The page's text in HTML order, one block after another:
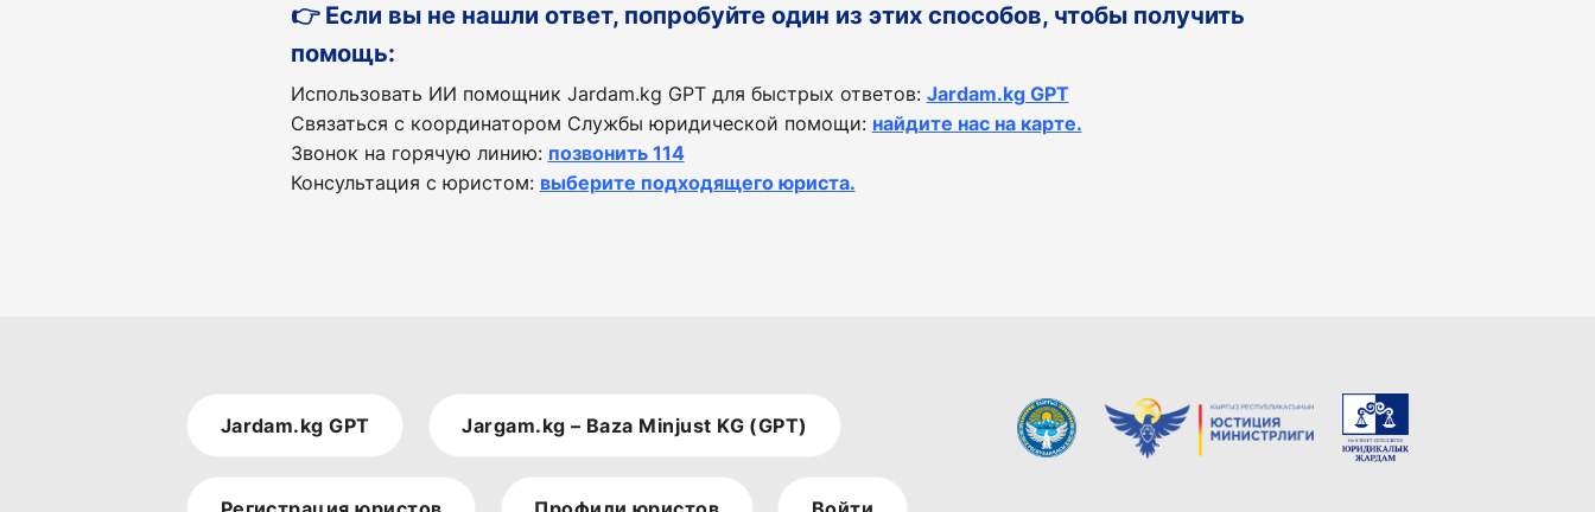
👉 Если вы не нашли ответ, попробуйте один из этих способов, чтобы получить
помощь:
Использовать ИИ помощник Jardam.kg GPT для быстрых ответов: Jardam.kg GPT
Связаться с координатором Службы юридической помощи: найдите нас на карте.
Звонок на горячую линию: позвонить 114
Консультация с юристом: выберите подходящего юриста.
Jardam.kg GPT Jargam.kg – Baza Minjust KG (GPT)